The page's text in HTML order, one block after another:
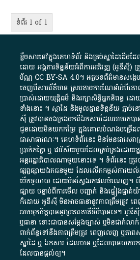
ទំព័រ 1 of 1
ខ្លឹមសារ​នៅ​ក្នុង​គេហទំព័រ និង​គ្រប់​ស្នា​ដៃ​ដើម​
ដោយ​ អង្គការ​ទិន្នន័យ​អំពី​ការអភិវឌ្ឍ​​ (អូ​ឌី​ស៊ី)​ ត្រូ
ប័ណ្ណ​CC BY-SA 4.0។​ អត្ថបទ​ព័ត៌មាន​សង្ខ
ចេញពី​សារព័ត៌មាន ស្របតាមការ​ណែនាំ​អំពី​គោ
ប្រាស់​ដោយ​យុត្តិធម៌​ និង​រក្សាសិទ្ធិអ្នកនិពន្ធ ដោ
ទាំង​នោះ​ ។​ ស្នាដៃ​ និង​មូលដ្ឋាន​ទិន្នន័យ ​ភ្ជា
ស៊ី​ ត្រូវ​បាន​ចងក្រង​មក​ពី​ឯកសារ​ដែល​អាច​រក​ប
ជូន​ដោយ​មិន​យក​កម្រៃ​ ក្នុង​គោលបំណង​បម្រើ​ដល់
ជា​សាធារណៈ​។​ គេហទំព័រ​នេះ​ មិនមែន​ជា​សេវា​ស្រ
ប្រាក់​កម្រៃ​ ឬ​ ជា​វិស័យ​មួយ​ដែល​គ្រប់គ្រង​ដោយ​ភ្នា
អន្តររដ្ឋាភិបាល​ណាមួយ​នោះ​ទេ ​។​ ទំព័រ​នេះ​ ត្រូ
ផ្សព្វផ្សាយ​ឯកជន​មួយ​ ដែល​លើកកម្ពស់​ការ​
បើក​ទូលាយ​ ដោយ​មិនស្វែង​រក​ផល​ចំណេញ​។​ ព័ត៌
ផ្សាយ​ បន្ទាប់​ពី​ការ​មើល​ បញ្ជាក់​ និង​ផ្ទៀងផ្ទ
ក៏​ដោយ​ អូ​ឌី​ស៊ី​ មិន​អាច​ធានា​នូវ​ភាព​ត្រឹមត្រូវ​
អាច​ទុកចិត្ត​បាននូវ​ប្រភព​ភាគី​ទី​បី​បាន​ទេ​។​ អូ​ឌី​ស៊ី​
ឬ​ធានា​ ទោះជា​បាន​សម្តែង​ច្បាស់​ ឬ​មិន​ជាក់លា
ពាក់ព័ន្ធ​ទៅ​នឹង​ភាព​ត្រឹមត្រូវ​ ពេញលេញ​ ឬ​ភា
ស្នាដៃ​ ឬ​ ឯកសារ​ ដែល​មាន​ ឬ​ដែល​បាន​យក​
ដែល​បាន​ផ្តល់​ឲ្យ​។